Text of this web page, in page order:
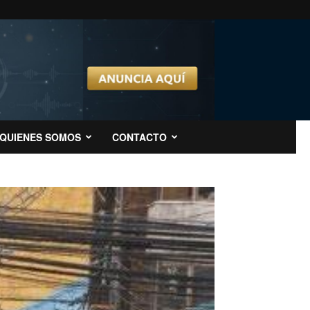
QUIENES SOMOS CONTACTO